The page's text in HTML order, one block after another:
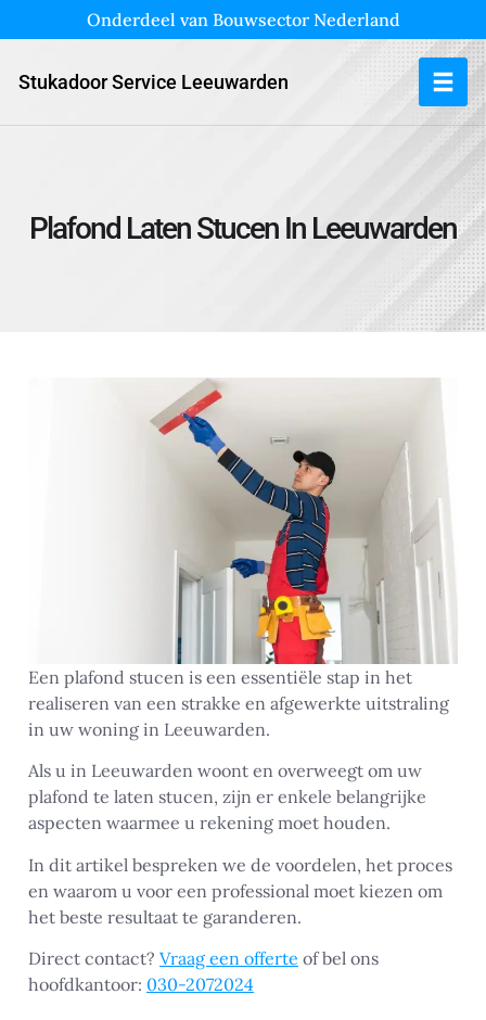
Onderdeel van Bouwsector Nederland
Stukadoor Service Leeuwarden
Plafond Laten Stucen In Leeuwarden
Een plafond stucen is een essentiële stap in het
realiseren van een strakke en afgewerkte uitstraling
in uw woning in Leeuwarden.
Als u in Leeuwarden woont en overweegt om uw
plafond te laten stucen, zijn er enkele belangrijke
aspecten waarmee u rekening moet houden.
In dit artikel bespreken we de voordelen, het proces
en waarom u voor een professional moet kiezen om
het beste resultaat te garanderen.
Direct contact? Vraag een offerte of bel ons
hoofdkantoor: 030-2072024